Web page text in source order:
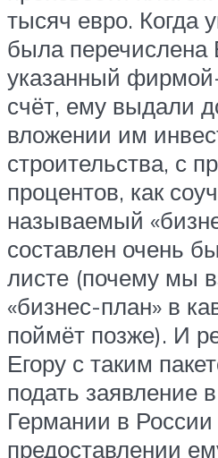
тысяч евро. Когда
была перечислена
указанный
счёт, ему выдали
вложении им
строительства, с
процентов, как
называемый
составлен очень
листе (почему мы
«бизнес-план» в
поймёт позже). И
Егору с таким
подать заявление
Германии в России
предоставлении